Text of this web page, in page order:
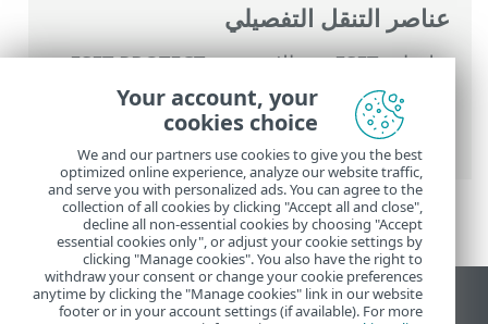
عناصر التنقل التفصيلي
تعليمات ESET عبر الإنترنت >
ESET PROTECT
>
استخدام ‎ESET PROTECT
>القائمة الرئيسية
ESET PROTECT
>المزيد>حقوق الوصول
المستخدمون
> المستخدمين المعيّنين
عرض موقع سطح المكتب
Your account, your
cookies choice
We and our partners use cookies to give you the best
optimized online experience, analyze our website traffic,
and serve you with personalized ads. You can agree to the
collection of all cookies by clicking "Accept all and close",
decline all non-essential cookies by choosing "Accept
essential cookies only", or adjust your cookie settings by
clicking "Manage cookies". You also have the right to
withdraw your consent or change your cookie preferences
anytime by clicking the "Manage cookies" link in our website
footer or in your account settings (if available). For more